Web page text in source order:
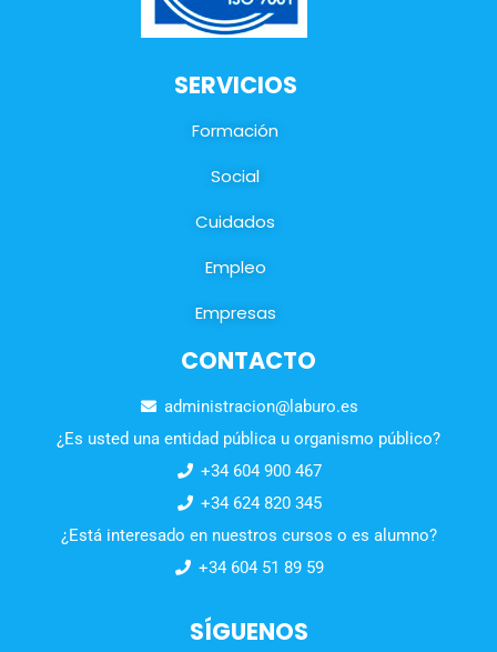
SERVICIOS
Formación
Social
Cuidados
Empleo
Empresas
CONTACTO
administracion@laburo.es
¿Es usted una entidad pública u organismo público?
+34 604 900 467
+34 624 820 345
¿Está interesado en nuestros cursos o es alumno?
+34 604 51 89 59
SÍGUENOS